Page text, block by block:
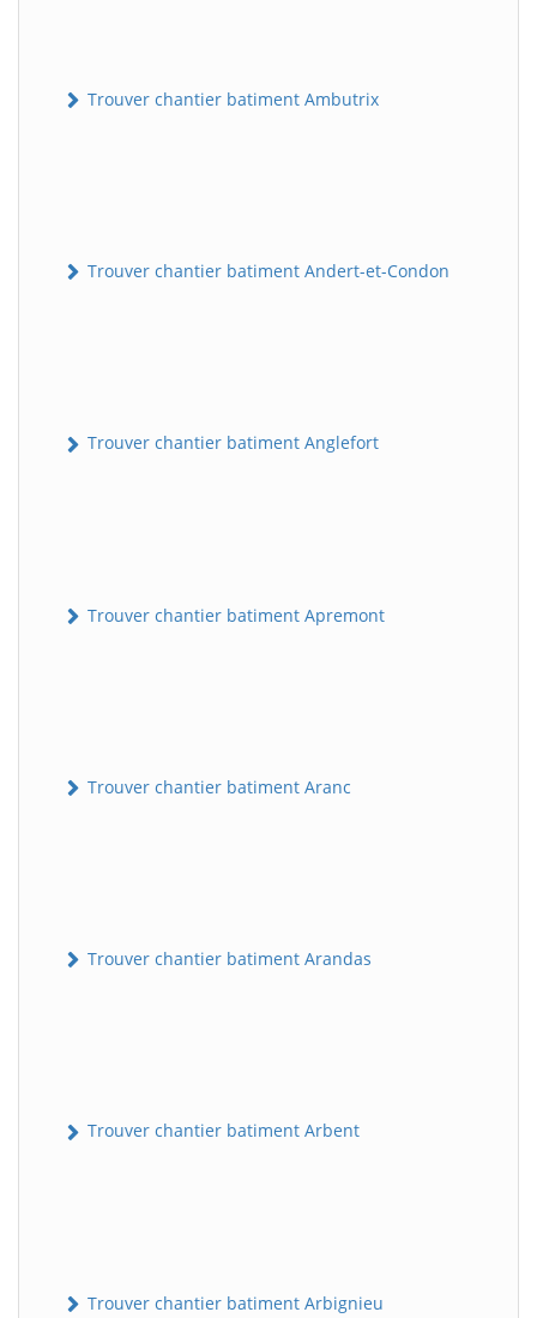
Trouver chantier batiment Ambutrix
Trouver chantier batiment Andert-et-Condon
Trouver chantier batiment Anglefort
Trouver chantier batiment Apremont
Trouver chantier batiment Aranc
Trouver chantier batiment Arandas
Trouver chantier batiment Arbent
Trouver chantier batiment Arbignieu